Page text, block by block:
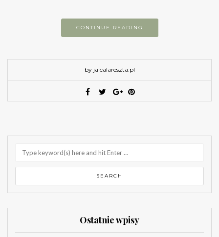
CONTINUE READING
by jaicalareszta.pl
Ostatnie wpisy